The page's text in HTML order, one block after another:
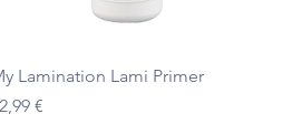
Ātrais skats
Lamination Lami Primer
€